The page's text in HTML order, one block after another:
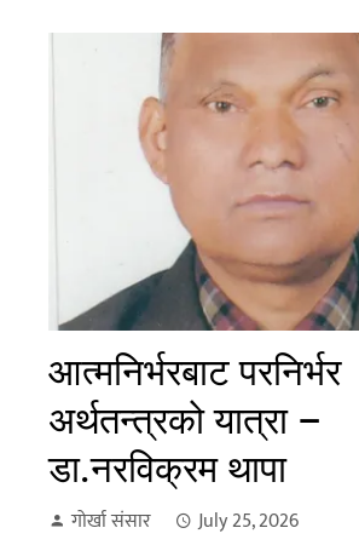
आत्मनिर्भरबाट परनिर्भर
अर्थतन्त्रको यात्रा –
डा.नरविक्रम थापा
गोर्खा संसार July 25, 2026